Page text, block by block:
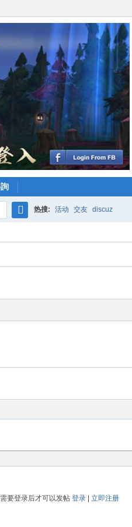
索
热搜: 活动 交友 discuz
要登录后才可以发帖 登录| 立即注册